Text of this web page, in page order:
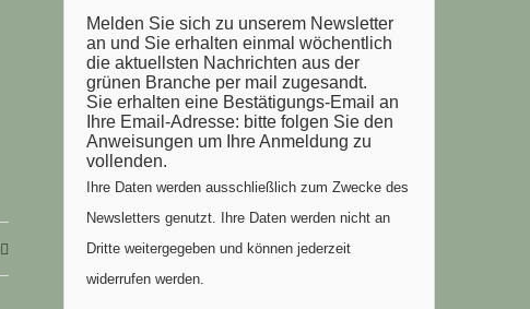
Melden Sie sich zu unserem Newsletter
an und Sie erhalten einmal wöchentlich
die aktuellsten Nachrichten aus der
grünen Branche per mail zugesandt.
Sie erhalten eine Bestätigungs-Email an
Ihre Email-Adresse: bitte folgen Sie den
Anweisungen um Ihre Anmeldung zu
vollenden.
Ihre Daten werden ausschließlich zum Zwecke des
Newsletters genutzt. Ihre Daten werden nicht an
Dritte weitergegeben und können jederzeit
widerrufen werden.